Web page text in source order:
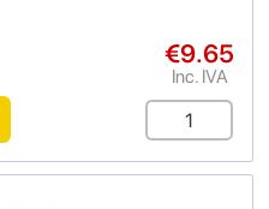
€9.65
Inc. IVA